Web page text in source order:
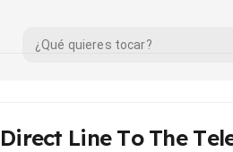
Direct Line To The